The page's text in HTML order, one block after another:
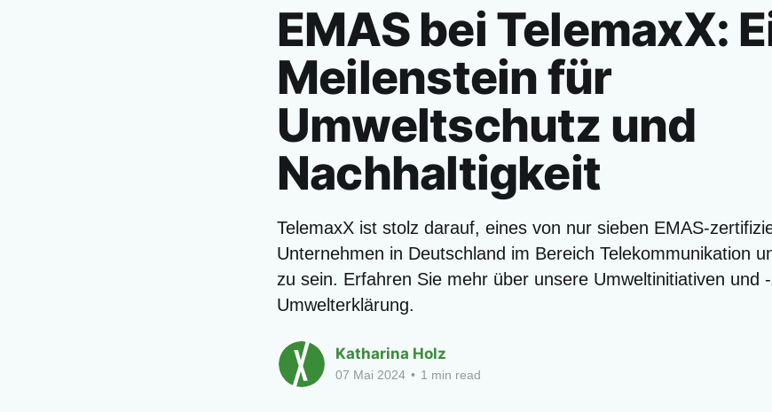
EMAS bei TelemaxX:
Meilenstein für
Umweltschutz und
Nachhaltigkeit
TelemaxX ist stolz darauf, eines von nur sieben EMAS-
Unternehmen in Deutschland im Bereich Telekommunikation
zu sein. Erfahren Sie mehr über unsere Umweltinitiativen und
Umwelterklärung.
Katharina Holz
07 Mai 2024 • 1 min read